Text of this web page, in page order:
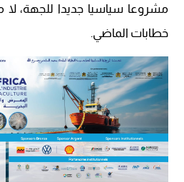
مشروعا سياسيا جديدا للجهة، لا
خطابات الماضي.